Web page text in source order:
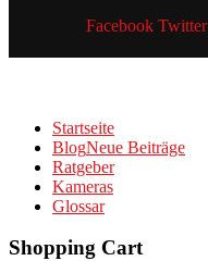
Facebook Twitter
Startseite
BlogNeue Beiträge
Ratgeber
Kameras
Glossar
Shopping Cart